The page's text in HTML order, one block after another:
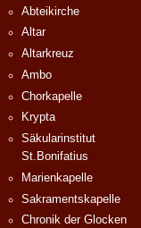
Abteikirche
Altar
Altarkreuz
Ambo
Chorkapelle
Krypta
Säkularinstitut
St.Bonifatius
Marienkapelle
Sakramentskapelle
Chronik der Glocken